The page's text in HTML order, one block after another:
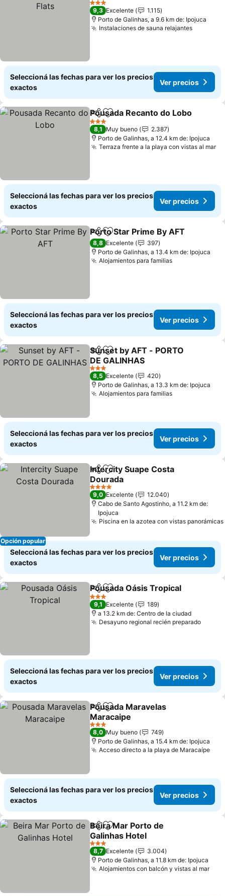
3 Estrellas
9,3 Excelente
1.115
Porto de Galinhas, a 9.6 km de: Ipojuca
Instalaciones de sauna relajantes
Seleccioná las fechas para ver los precios
exactos
Ver precios
CompartirAñadir a favoritos
Pousada Recanto do Lobo
3 Estrellas
8,1 Muy bueno
2.387
Porto de Galinhas, a 12.4 km de: Ipojuca
Terraza frente a la playa con vistas al mar
Seleccioná las fechas para ver los precios
exactos
Ver precios
CompartirAñadir a favoritos
Porto Star Prime By AFT
8,8 Excelente
397
Porto de Galinhas, a 13.4 km de: Ipojuca
Alojamientos para familias
Seleccioná las fechas para ver los precios
exactos
Ver precios
CompartirAñadir a favoritos
Sunset by AFT - PORTO
DE GALINHAS
3 Estrellas
8,5 Excelente
420
Porto de Galinhas, a 13.3 km de: Ipojuca
Alojamientos para familias
Seleccioná las fechas para ver los precios
exactos
Ver precios
Opción popular
CompartirAñadir a favoritos
Intercity Suape Costa
Dourada
4 Estrellas
9,0 Excelente
12.040
Cabo de Santo Agostinho, a 11.2 km de:
Ipojuca
Piscina en la azotea con vistas panorámicas
Seleccioná las fechas para ver los precios
exactos
Ver precios
CompartirAñadir a favoritos
Pousada Oásis Tropical
3 Estrellas
9,1 Excelente
189
a 13.2 km de: Centro de la ciudad
Desayuno regional recién preparado
Seleccioná las fechas para ver los precios
exactos
Ver precios
CompartirAñadir a favoritos
Pousada Maravelas
Maracaipe
3 Estrellas
8,0 Muy bueno
749
Porto de Galinhas, a 15.4 km de: Ipojuca
Acceso directo a la playa de Maracaípe
Seleccioná las fechas para ver los precios
exactos
Ver precios
CompartirAñadir a favoritos
Beira Mar Porto de
Galinhas Hotel
3 Estrellas
8,7 Excelente
3.004
Porto de Galinhas, a 11.8 km de: Ipojuca
Alojamientos con balcón y vistas al mar